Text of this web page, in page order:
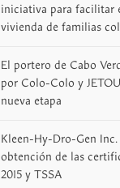
iniciativa para facilitar
vivienda de familias
El portero de Cabo
por Colo-Colo y
nueva etapa
Kleen-Hy-Dro-Gen
obtención de las
2015 y TSSA